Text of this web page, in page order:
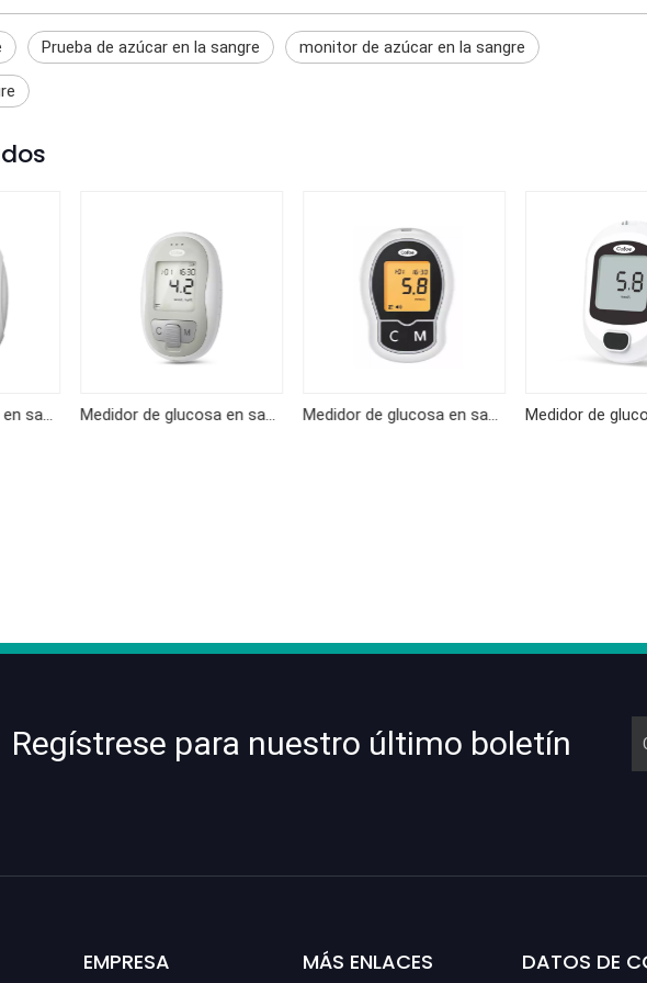
Prueba de azúcar en la sangre monitor de azúcar en la sangre
Medidor de glucosa en sangre KF-B06 Medidor de glucosa en sangre KF-A04
Regístrese para nuestro último boletín
EMPRESA MÁS ENLACES DATOS DE